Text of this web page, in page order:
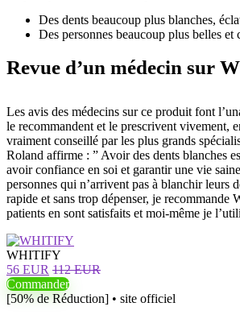
Des dents beaucoup plus blanches,
Des personnes beaucoup plus belles et
Revue d’un médecin sur
Les avis des médecins sur ce produit font
le recommandent et le prescrivent vivement,
vraiment conseillé par les plus grands
Roland affirme : ” Avoir des dents blanches
avoir confiance en soi et garantir une vie
personnes qui n’arrivent pas à blanchir leurs
rapide et sans trop dépenser, je recommande
patients en sont satisfaits et moi-même je
WHITIFY
56 EUR 112 EUR
Commander
[50% de Réduction] • site officiel